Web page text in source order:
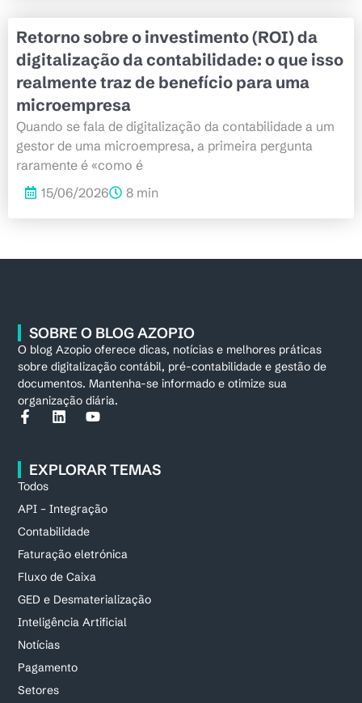
Retorno sobre o investimento (ROI) da
digitalização da contabilidade: o que isso
realmente traz de benefício para uma
microempresa
Quando se fala de digitalização da contabilidade a um
gestor de uma microempresa, a primeira pergunta
raramente é «como é
15/06/2026
8 min
SOBRE O BLOG AZOPIO
O blog Azopio oferece dicas, notícias e melhores práticas
sobre digitalização contábil, pré-contabilidade e gestão de
documentos. Mantenha-se informado e otimize sua
organização diária.
EXPLORAR TEMAS
Todos
API – Integração
Contabilidade
Faturação eletrónica
Fluxo de Caixa
GED e Desmaterialização
Inteligência Artificial
Notícias
Pagamento
Setores